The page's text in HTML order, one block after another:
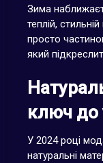
Зима
теплій,
просто
який
ключ до
У 2024 році
натуральні